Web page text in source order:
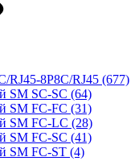
RJ45-8P8C/RJ45 (677)
SM SC-SC (64)
SM FC-FC (31)
SM FC-LC (28)
SM FC-SC (41)
SM FC-ST (4)